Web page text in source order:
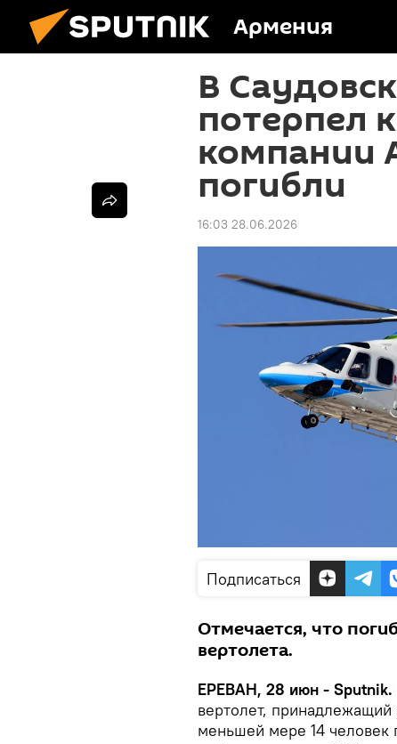
Армения
В
потерпел
компании
погибли
16:03 28.06.2026
Подписаться
Отмечается, что
вертолета.
ЕРЕВАН, 28 июн - Sputnik.
вертолет,
меньшей мере 14 человек